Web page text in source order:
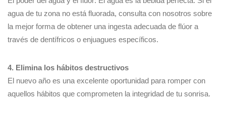
agua de tu zona no está fluorada, consulta con nosotros sobre
la mejor forma de obtener una ingesta adecuada de flúor a
través de dentífricos o enjuagues específicos.
4. Elimina los hábitos destructivos
El nuevo año es una excelente oportunidad para romper con
aquellos hábitos que comprometen la integridad de tu sonrisa.